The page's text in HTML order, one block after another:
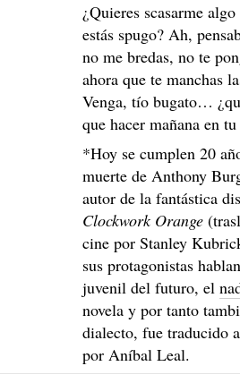
¿Quieres scasarme
estás spugo? Ah,
no me bredas, no te
ahora que te manchas
Venga, tío bugato…
que hacer mañana en
*Hoy se cumplen 20
muerte de Anthony
autor de la fantástica
Clockwork Orange
cine por Stanley
sus protagonistas
juvenil del futuro, el
novela y por tanto
dialecto, fue traducido
por Aníbal Leal.